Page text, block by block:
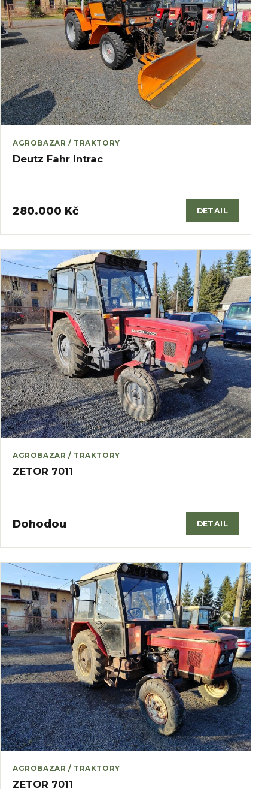
AGROBAZAR / TRAKTORY
Deutz Fahr Intrac
280.000 Kč DETAIL
AGROBAZAR / TRAKTORY
ZETOR 7011
Dohodou DETAIL
AGROBAZAR / TRAKTORY
ZETOR 7011